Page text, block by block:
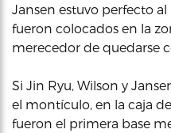
Jansen estuvo perfecto al
fueron colocados en la
merecedor de quedarse
Si Jin Ryu, Wilson y
el montículo, en la caja
fueron el primera base